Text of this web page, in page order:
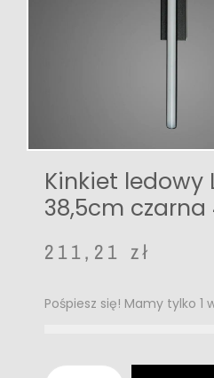
Kinkiet ledowy
38,5cm czarna
211,21 zł
Pośpiesz się! Mamy tylko 1